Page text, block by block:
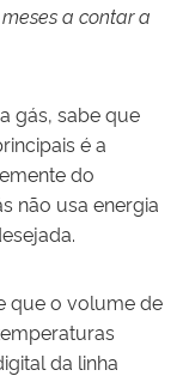
a contar a
gás, sabe que
é a
do
não usa energia
que o volume de
da linha